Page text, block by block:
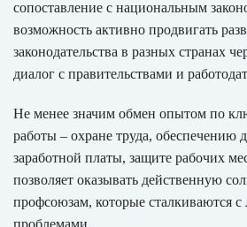
сопоставление с национальным
возможность активно продвигать
законодательства в разных странах
диалог с правительствами и
Не менее значим обмен опытом по
работы – охране труда, обеспечению
заработной платы, защите рабочих
позволяет оказывать действенную
профсоюзам, которые сталкиваются
проблемами.